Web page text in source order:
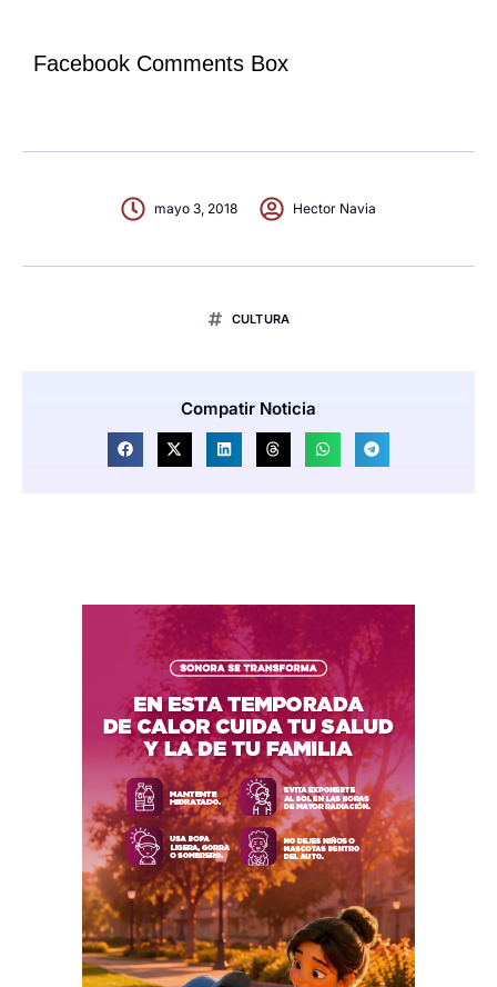
Facebook Comments Box
mayo 3, 2018 Hector Navia
CULTURA
Compatir Noticia